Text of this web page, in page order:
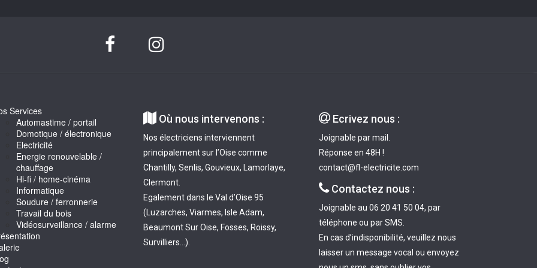
Services
Automastime / portail
Domotique / électronique
Electricité
Energie renouvelable /
chauffage
Hi-fi / home-cinéma
Informatique
Soudure / ferronnerie
Travail du bois
Vidéosurveillance / alarme
 Où nous intervenons :
Nos électriciens interviennent
principalement sur l’Oise comme
Chantilly, Senlis, Gouvieux, Lamorlaye,
Clermont.
Egalement dans le Val d’Oise 95
(Luzarches, Viarmes, Isle Adam,
Beaumont Sur Oise, Fosses, Roissy,
Survilliers…).
Ecrivez nous :
Joignable par mail.
Réponse en 48H !
contact@fl-electricite.com
Contactez nous :
Joignable au 06 20 41 50 04, par
téléphone ou par SMS.
En cas d’indisponibilité, veuillez nous
laisser un message vocal ou envoyez